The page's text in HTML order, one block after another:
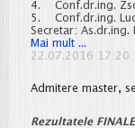
4. Conf.dr.ing.
5. Conf.dr.ing.
Secretar: As.dr.ing.
Mai mult ...
Comisii
22.07.2016 17:20
Admitere master,
Rezultatele